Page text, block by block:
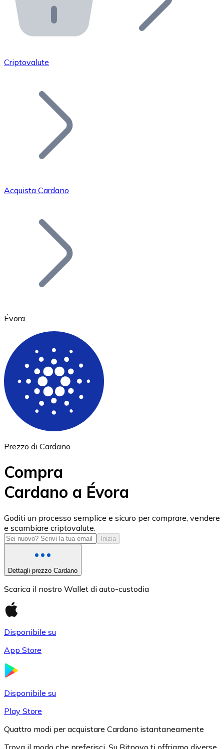
API Bitnovo
Integra la nostra API nel tuo ecosistema.
Unisciti alla nostra rete di rivenditori e
Aggiungi il token del tuo progetto al nostro servizio di
Bitcoin
Ethereum
ETH
USD Coin
USDC
Criptovalute
Acquista Cardano
Évora
Prezzo di Cardano
Compra
Cardano a Évora
Goditi un processo semplice e sicuro per comprare, vendere
e scambiare criptovalute.
Inizia
Dettagli prezzo Cardano
Scarica il nostro Wallet di auto-custodia
Disponibile su
App Store
Disponibile su
Play Store
Quattro modi per acquistare Cardano istantaneamente
Trova il modo che preferisci. Su Bitnovo ti offriamo diverse